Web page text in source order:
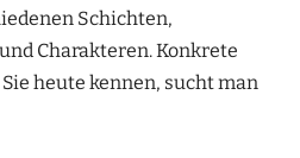
Schichten,
Charakteren. Konkrete
heute kennen, sucht man